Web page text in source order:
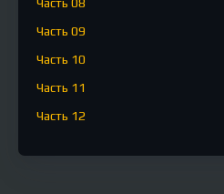
Часть 09
Часть 10
Часть 11
Часть 12